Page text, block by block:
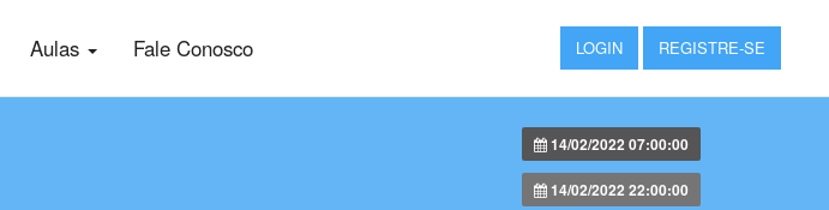
Aulas Fale Conosco LOGIN REGISTRE-SE
14/02/2022 07:00:00
14/02/2022 22:00:00